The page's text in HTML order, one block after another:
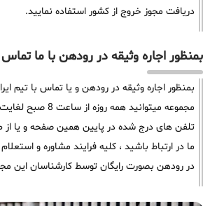
دریافت مجوز خروج از کشور استفاده نمایید.
بمنظور اجاره وثیقه در رودهن با ما
بمنظور اجاره وثیقه در رودهن و یا تماس با تیم
تلفن های درج شده در پایین همین صفحه و یا از
ما در ارتباط باشید ، کلیه فرایند مشاوره و
در رودهن بصورت رایگان توسط کارشناسان این